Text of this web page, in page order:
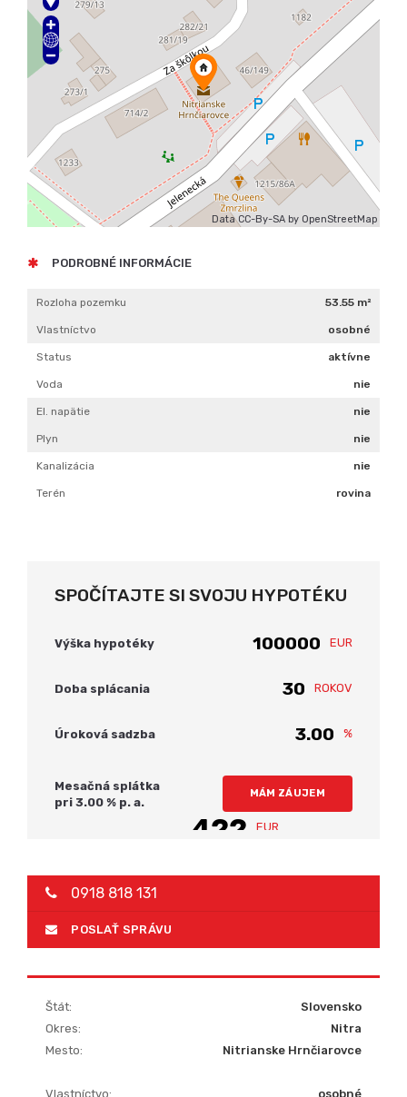
Data CC-By-SA by OpenStreetMap
PODROBNÉ INFORMÁCIE
Rozloha pozemku 53.55 m²
Vlastníctvo osobné
Status aktívne
Voda nie
El. napätie nie
Plyn nie
Kanalizácia nie
Terén rovina
SPOČÍTAJTE SI SVOJU HYPOTÉKU
Výška hypotéky EUR
Doba splácania ROKOV
Úroková sadzba %
MÁM ZÁUJEM
Mesačná splátka
pri 3.00 % p. a.
422 EUR
0918 818 131
POSLAŤ SPRÁVU
Štát:
Slovensko
Okres:
Nitra
Mesto:
Nitrianske Hrnčiarovce
Vlastníctvo: osobné